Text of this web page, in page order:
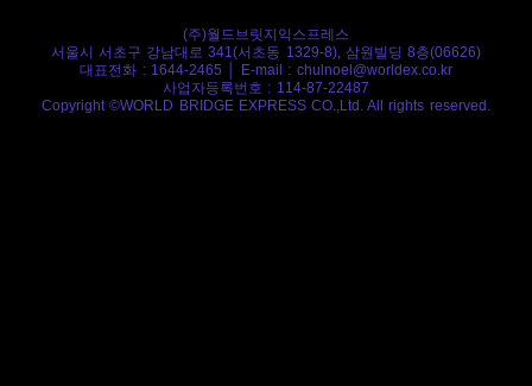
(주)월드브릿지익스프레스
서울시 서초구 강남대로 341(서초동 1329-8), 삼원빌딩 8층(06626)
대표전화 : 1644-2465 │ E-mail : chulnoel@worldex.co.kr
사업자등록번호 : 114-87-22487
Copyright ©WORLD BRIDGE EXPRESS CO.,Ltd. All rights reserved.